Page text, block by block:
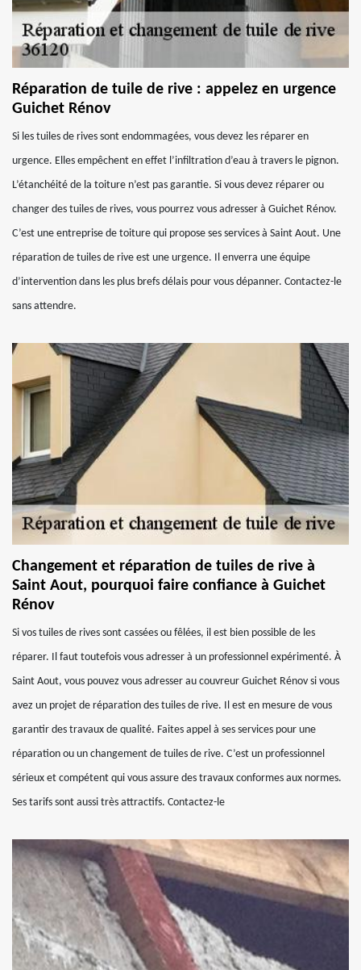
Réparation de tuile de rive : appelez en urgence
Guichet Rénov
Si les tuiles de rives sont endommagées, vous devez les réparer en
urgence. Elles empêchent en effet l’infiltration d’eau à travers le pignon.
L’étanchéité de la toiture n’est pas garantie. Si vous devez réparer ou
changer des tuiles de rives, vous pourrez vous adresser à Guichet Rénov.
C’est une entreprise de toiture qui propose ses services à Saint Aout. Une
réparation de tuiles de rive est une urgence. Il enverra une équipe
d’intervention dans les plus brefs délais pour vous dépanner. Contactez-le
sans attendre.
Changement et réparation de tuiles de rive à
Saint Aout, pourquoi faire confiance à Guichet
Rénov
Si vos tuiles de rives sont cassées ou fêlées, il est bien possible de les
réparer. Il faut toutefois vous adresser à un professionnel expérimenté. À
Saint Aout, vous pouvez vous adresser au couvreur Guichet Rénov si vous
avez un projet de réparation des tuiles de rive. Il est en mesure de vous
garantir des travaux de qualité. Faites appel à ses services pour une
réparation ou un changement de tuiles de rive. C’est un professionnel
sérieux et compétent qui vous assure des travaux conformes aux normes.
Ses tarifs sont aussi très attractifs. Contactez-le